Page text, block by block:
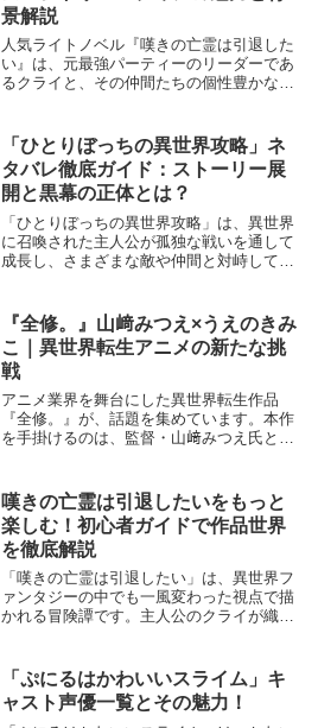
景解説
人気ライトノベル『嘆きの亡霊は引退した
い』は、元最強パーティーのリーダーであ
るクライと、その仲間たちの個性豊かな冒
ーたちは、それぞれがユニークな個性を持
ち、物語の展...
「ひとりぼっちの異世界攻略」ネ
タバレ徹底ガイド：ストーリー展
開と黒幕の正体とは？
「ひとりぼっちの異世界攻略」は、異世界
に召喚された主人公が孤独な戦いを通して
成長し、さまざまな敵や仲間と対峙してい
に潜む黒幕の正体について詳しく解説して
いきます。ネ...
『全修。』山﨑みつえ×うえのきみ
こ｜異世界転生アニメの新たな挑
戦
アニメ業界を舞台にした異世界転生作品
『全修。』が、話題を集めています。本作
を手掛けるのは、監督・山﨑みつえ氏と脚
を詳しくまとめ、二人がどのような新境地
を切り開いたの...
嘆きの亡霊は引退したいをもっと
楽しむ！初心者ガイドで作品世界
を徹底解説
「嘆きの亡霊は引退したい」は、異世界フ
ァンタジーの中でも一風変わった視点で描
かれる冒険譚です。主人公のクライが織り
います。この記事では、初心者でも作品を
存分に楽しむ...
「ぷにるはかわいいスライム」キ
ャスト声優一覧とその魅力！